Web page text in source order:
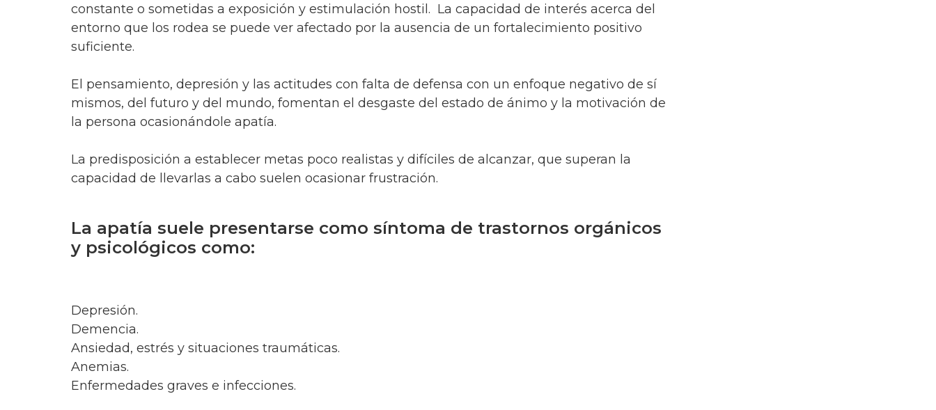
constante o sometidas a exposición y estimulación hostil. La capacidad de interés acerca del
entorno que los rodea se puede ver afectado por la ausencia de un fortalecimiento positivo
suficiente.
El pensamiento, depresión y las actitudes con falta de defensa con un enfoque negativo de sí
mismos, del futuro y del mundo, fomentan el desgaste del estado de ánimo y la motivación de
la persona ocasionándole apatía.
La predisposición a establecer metas poco realistas y difíciles de alcanzar, que superan la
capacidad de llevarlas a cabo suelen ocasionar frustración.
La apatía suele presentarse como síntoma de trastornos orgánicos
y psicológicos como:
Depresión.
Demencia.
Ansiedad, estrés y situaciones traumáticas.
Anemias.
Enfermedades graves e infecciones.